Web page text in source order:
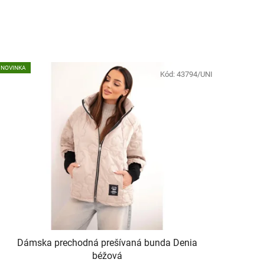
NOVINKA
Dámska prechodná prešívaná bunda Denia
béžová
Kód: 43794/UNI